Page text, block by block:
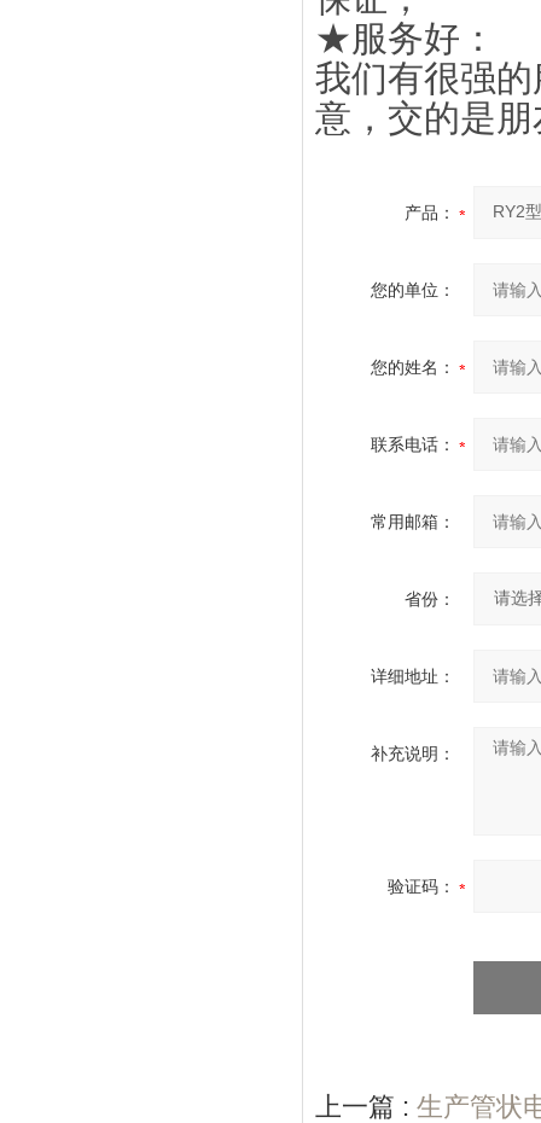
★服务好：
我们有很强
意，交的是
产品：
您的单位：
您的姓名：
联系电话：
常用邮箱：
省份：
详细地址：
补充说明：
验证码：
上一篇 : 生产管状